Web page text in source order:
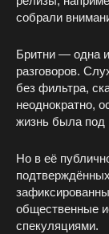
собрали
Бритни — одна
разговоров.
без фильтра,
неоднократно,
жизнь была под
Но в её
общественные
спекуляциями.